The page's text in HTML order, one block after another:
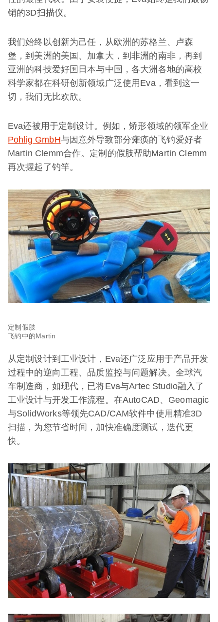
销的3D扫描仪。
我们始终以创新为己任，从欧洲的苏格兰、卢森
堡，到美洲的美国、加拿大，到非洲的南非，再到
亚洲的科技爱好国日本与中国，各大洲各地的高校
科学家都在科研创新领域广泛使用Eva，看到这一
切，我们无比欢欣。
Eva还被用于定制设计。例如，矫形领域的领军企业
Pohlig GmbH与因意外导致部分瘫痪的飞钓爱好者
Martin Clemm合作。定制的假肢帮助Martin Clemm
再次握起了钓竿。
定制假肢
飞钓中的Martin
从定制设计到工业设计，Eva还广泛应用于产品开发
过程中的逆向工程、品质监控与问题解决。全球汽
车制造商，如现代，已将Eva与Artec Studio融入了
工业设计与开发工作流程。在AutoCAD、Geomagic
与SolidWorks等领先CAD/CAM软件中使用精准3D
扫描，为您节省时间，加快准确度测试，迭代更
快。